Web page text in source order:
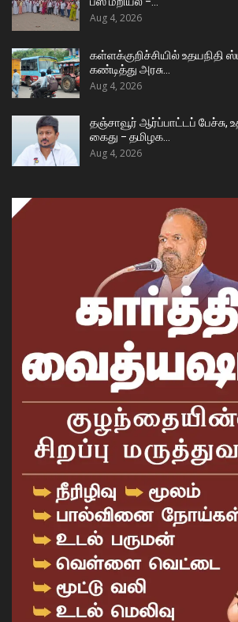
Aug 4, 2026
கள்ளக்குறிச்சியில்
கண்டித்து அரசு…
Aug 4, 2026
தஞ்சாவூர் ஆர்ப்பாட்டப் பேச்சு,
கைது – தமிழக…
Aug 4, 2026